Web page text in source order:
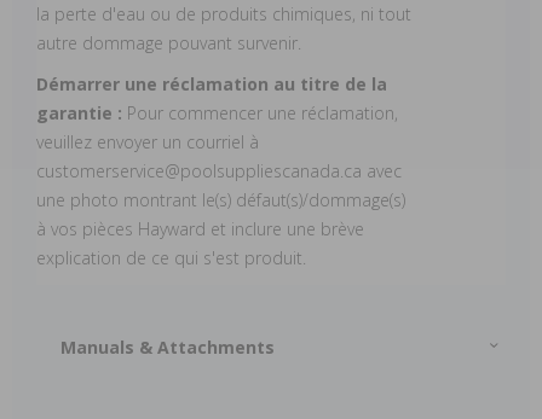
la perte d'eau ou de produits chimiques, ni tout
autre dommage pouvant survenir.
Démarrer une réclamation au titre de la
garantie : Pour commencer une réclamation,
veuillez envoyer un courriel à
customerservice@poolsuppliescanada.ca avec
une photo montrant le(s) défaut(s)/dommage(s)
à vos pièces Hayward et inclure une brève
explication de ce qui s'est produit.
Manuals & Attachments